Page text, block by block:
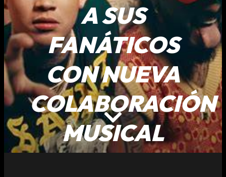
A SUS
FANÁTICOS
CON NUEVA
COLABORACIÓN
MUSICAL